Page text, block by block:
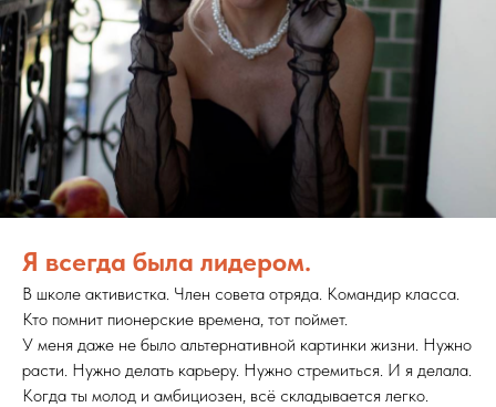
Я всегда была лидером.
В школе активистка. Член совета отряда. Командир класса.
Кто помнит пионерские времена, тот поймет.
У меня даже не было альтернативной картинки жизни. Нужно
расти. Нужно делать карьеру. Нужно стремиться. И я делала.
Когда ты молод и амбициозен, всё складывается легко.